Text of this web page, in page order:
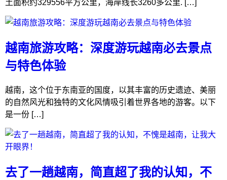
土面积约329556平方公里，海岸线长3260多公里. […]
越南旅游攻略：深度游玩越南必去景点
与特色体验
越南，这个位于东南亚的国度，以其丰富的历史遗迹、美丽
的自然风光和独特的文化风情吸引着世界各地的游客。以下
是一份 […]
去了一趟越南，简直超了我的认知，不